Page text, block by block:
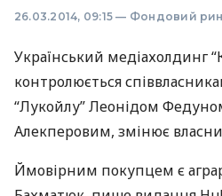
26.03.2014, 09:15 — Фондовий
Український медіахолдинг
контролюється
“Лукойлу” Леонідом
Алекперовим, змінює
Ймовірним покупцем є